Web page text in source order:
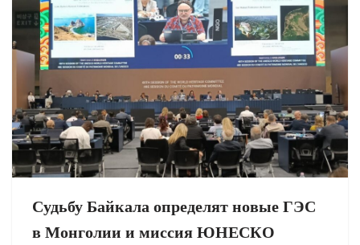
Судьбу Байкала определят новые ГЭС
в Монголии и миссия ЮНЕСКО